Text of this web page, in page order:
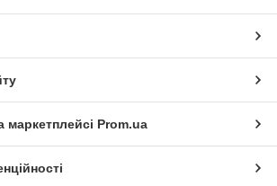
маркетплейсі Prom.ua